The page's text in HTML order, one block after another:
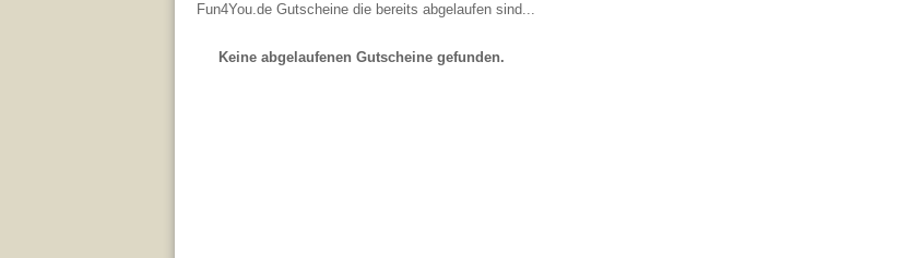
Fun4You.de Gutscheine die bereits abgelaufen sind...
Keine abgelaufenen Gutscheine gefunden.